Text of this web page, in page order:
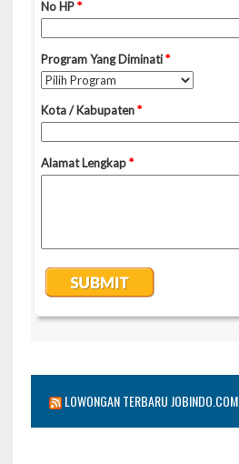
LOWONGAN TERBARU JOBINDO.COM